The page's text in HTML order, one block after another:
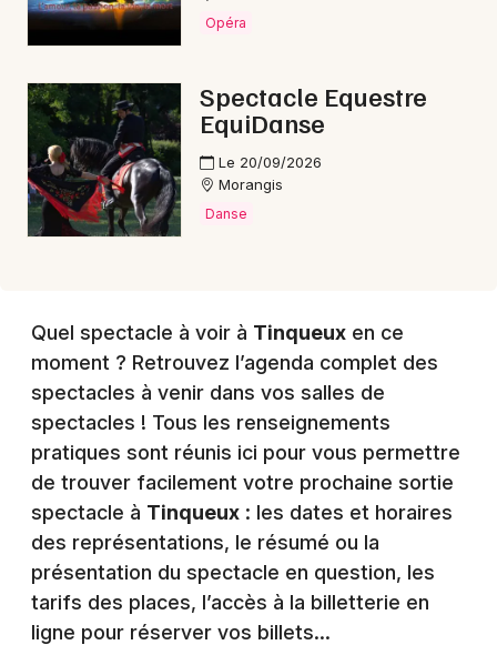
Opéra
Spectacle Equestre
EquiDanse
Le 20/09/2026
Morangis
Danse
Quel spectacle à voir à Tinqueux en ce
moment ? Retrouvez l’agenda complet des
spectacles à venir dans vos salles de
spectacles ! Tous les renseignements
pratiques sont réunis ici pour vous permettre
de trouver facilement votre prochaine sortie
spectacle à Tinqueux : les dates et horaires
des représentations, le résumé ou la
présentation du spectacle en question, les
tarifs des places, l’accès à la billetterie en
ligne pour réserver vos billets…